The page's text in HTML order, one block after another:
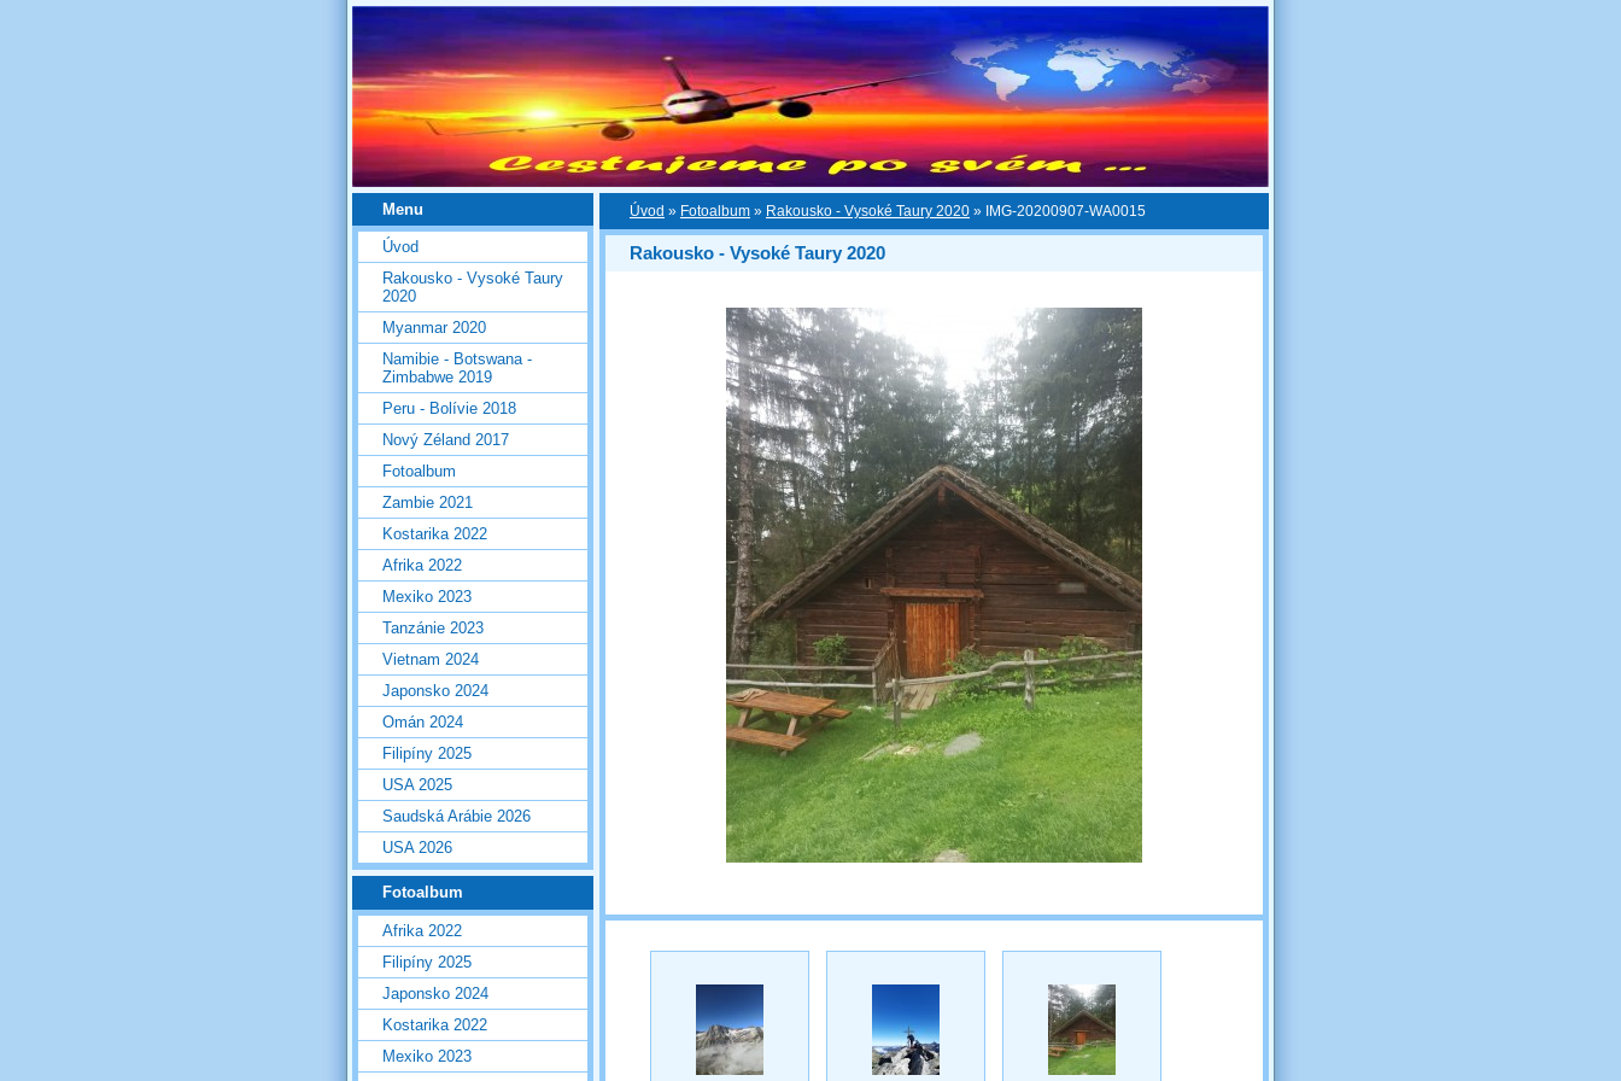
Úvod » Fotoalbum » Rakousko - Vysoké Taury 2020 » IMG-20200907-WA0015
Rakousko - Vysoké Taury 2020
Menu
Úvod
Rakousko - Vysoké Taury
2020
Myanmar 2020
Namibie - Botswana -
Zimbabwe 2019
Peru - Bolívie 2018
Nový Zéland 2017
Fotoalbum
Zambie 2021
Kostarika 2022
Afrika 2022
Mexiko 2023
Tanzánie 2023
Vietnam 2024
Japonsko 2024
Omán 2024
Filipíny 2025
USA 2025
Saudská Arábie 2026
USA 2026
Fotoalbum
Afrika 2022
Filipíny 2025
Japonsko 2024
Kostarika 2022
Mexiko 2023